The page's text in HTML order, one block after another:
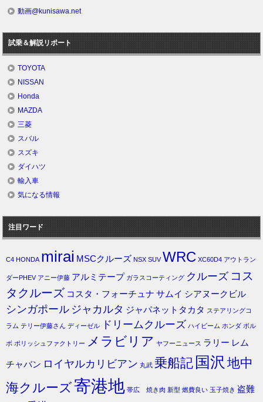
動画@kunisawa.net
試乗＆解説リポート
TOYOTA
NISSAN
Honda
MAZDA
三菱
スバル
スズキ
ダイハツ
輸入車
気になる情報
注目ワード
C4 HONDA mirai MSCクルーズ NSX SUV WRC XC60D4 アウトラン
ダーPHEV アニー伊藤 アルミテープ ガラスコーティング クルーズ コス
タクルーズ コスタ・フォーチュナ サムイ シアヌークビル
シンガポール ジャカルタ ジャパネットタカタ ステアリングコ
ラム テリー伊藤さん ディーゼル ドリームクルーズ ハイビーム ホンダ ボル
ボ ポリッシュファクトリー メラビリア ヤフーニュース ラリー レム
チャバン ロイヤルカリビアン 丸武 乗船記 国沢 地中
海クルーズ寄港地 帯広 焼き肉 新型 燃費良い 玉子焼き 盗難